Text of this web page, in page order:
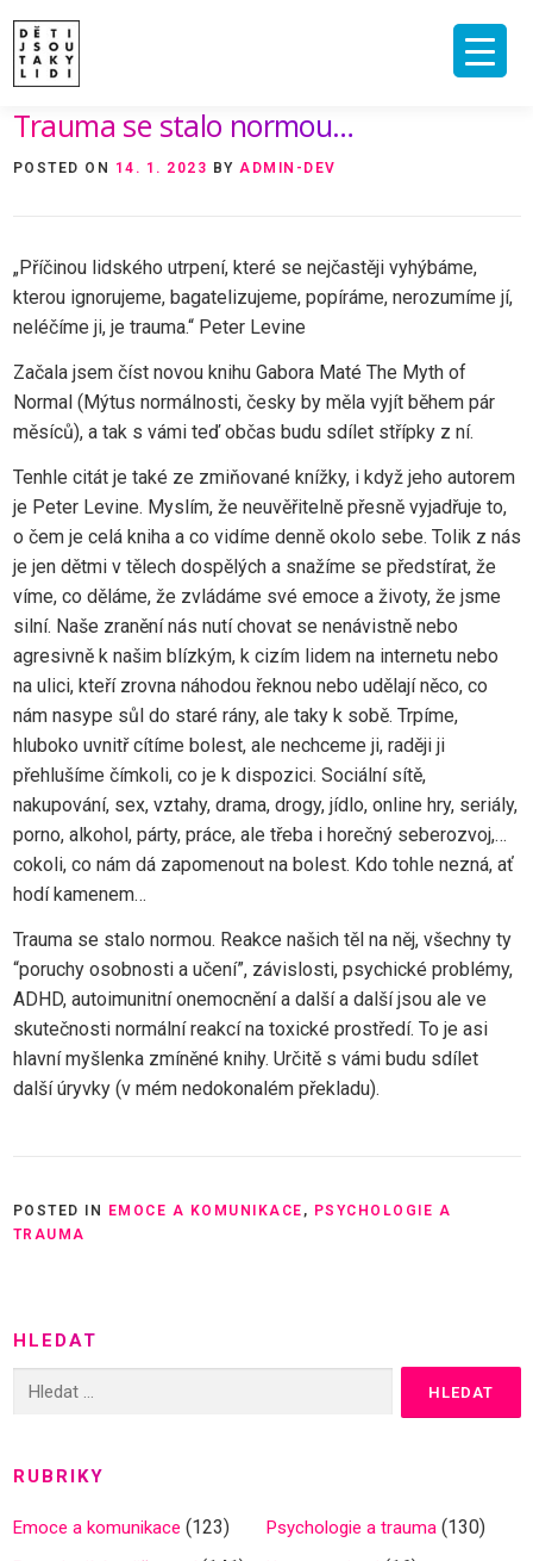
content
ÚVOD
O MNĚ A O PROJEKTU
VIDEA A ROZHOVORY
ARCHIV ČLÁNKŮ
Trauma se stalo normou…
POSTED ON 14. 1. 2023 BY ADMIN-DEV
„Příčinou lidského utrpení, které se nejčastěji vyhýbáme,
kterou ignorujeme, bagatelizujeme, popíráme, nerozumíme jí,
neléčíme ji, je trauma.“ Peter Levine
Začala jsem číst novou knihu Gabora Maté The Myth of
Normal (Mýtus normálnosti, česky by měla vyjít během pár
měsíců), a tak s vámi teď občas budu sdílet střípky z ní.
Tenhle citát je také ze zmiňované knížky, i když jeho autorem
je Peter Levine. Myslím, že neuvěřitelně přesně vyjadřuje to,
o čem je celá kniha a co vidíme denně okolo sebe. Tolik z nás
je jen dětmi v tělech dospělých a snažíme se předstírat, že
víme, co děláme, že zvládáme své emoce a životy, že jsme
silní. Naše zranění nás nutí chovat se nenávistně nebo
agresivně k našim blízkým, k cizím lidem na internetu nebo
na ulici, kteří zrovna náhodou řeknou nebo udělají něco, co
nám nasype sůl do staré rány, ale taky k sobě. Trpíme,
hluboko uvnitř cítíme bolest, ale nechceme ji, raději ji
přehlušíme čímkoli, co je k dispozici. Sociální sítě,
nakupování, sex, vztahy, drama, drogy, jídlo, online hry, seriály,
porno, alkohol, párty, práce, ale třeba i horečný seberozvoj,…
cokoli, co nám dá zapomenout na bolest. Kdo tohle nezná, ať
hodí kamenem…
Trauma se stalo normou. Reakce našich těl na něj, všechny ty
“poruchy osobnosti a učení”, závislosti, psychické problémy,
ADHD, autoimunitní onemocnění a další a další jsou ale ve
skutečnosti normální reakcí na toxické prostředí. To je asi
hlavní myšlenka zmíněné knihy. Určitě s vámi budu sdílet
další úryvky (v mém nedokonalém překladu).
POSTED IN EMOCE A KOMUNIKACE , PSYCHOLOGIE A
TRAUMA
HLEDAT
RUBRIKY
Emoce a komunikace (123) Psychologie a trauma (130)